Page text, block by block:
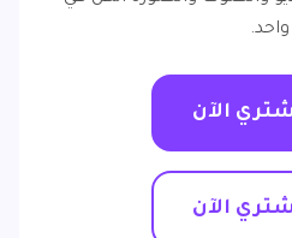
واحد.
الآن
الآن